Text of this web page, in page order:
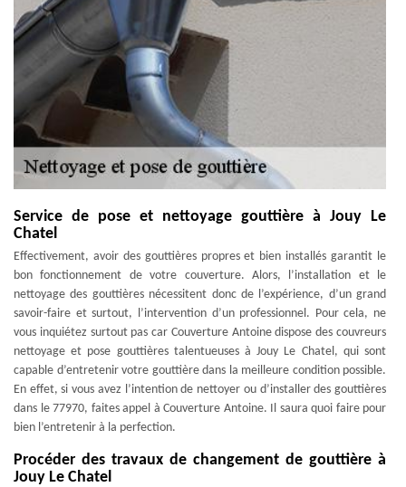
Service de pose et nettoyage gouttière à Jouy Le
Chatel
Effectivement, avoir des gouttières propres et bien installés garantit le
bon fonctionnement de votre couverture. Alors, l’installation et le
nettoyage des gouttières nécessitent donc de l’expérience, d’un grand
savoir-faire et surtout, l’intervention d’un professionnel. Pour cela, ne
vous inquiétez surtout pas car Couverture Antoine dispose des couvreurs
nettoyage et pose gouttières talentueuses à Jouy Le Chatel, qui sont
capable d’entretenir votre gouttière dans la meilleure condition possible.
En effet, si vous avez l’intention de nettoyer ou d’installer des gouttières
dans le 77970, faites appel à Couverture Antoine. Il saura quoi faire pour
bien l’entretenir à la perfection.
Procéder des travaux de changement de gouttière à
Jouy Le Chatel